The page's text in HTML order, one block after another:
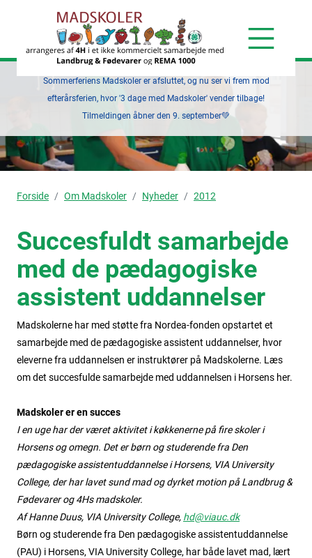
Sommerferiens Madskoler er afsluttet, og nu ser vi frem mod
efterårsferien, hvor '3 dage med Madskoler' vender tilbage!
Tilmeldingen åbner den 9. september💚
Forside Om Madskoler Nyheder 2012
Succesfuldt samarbejde
med de pædagogiske
assistent uddannelser
Madskolerne har med støtte fra Nordea-fonden opstartet et
samarbejde med de pædagogiske assistent uddannelser, hvor
eleverne fra uddannelsen er instruktører på Madskolerne. Læs
om det succesfulde samarbejde med uddannelsen i Horsens her.
Madskoler er en succes
I en uge har der været aktivitet i køkkenerne på fire skoler i
Horsens og omegn. Det er børn og studerende fra Den
pædagogiske assistentuddannelse i Horsens, VIA University
College, der har lavet sund mad og dyrket motion på Landbrug &
Fødevarer og 4Hs madskoler.
Af Hanne Duus, VIA University College, hd@viauc.dk
Børn og studerende fra Den pædagogiske assistentuddannelse
(PAU) i Horsens, VIA University College, har både lavet mad, lært